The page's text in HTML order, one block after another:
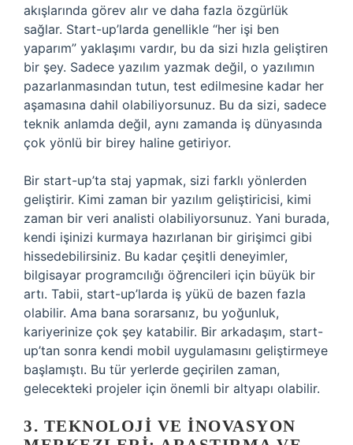
akışlarında görev alır ve daha fazla özgürlük
sağlar. Start-up’larda genellikle “her işi ben
yaparım” yaklaşımı vardır, bu da sizi hızla geliştiren
bir şey. Sadece yazılım yazmak değil, o yazılımın
pazarlanmasından tutun, test edilmesine kadar her
aşamasına dahil olabiliyorsunuz. Bu da sizi, sadece
teknik anlamda değil, aynı zamanda iş dünyasında
çok yönlü bir birey haline getiriyor.
Bir start-up’ta staj yapmak, sizi farklı yönlerden
geliştirir. Kimi zaman bir yazılım geliştiricisi, kimi
zaman bir veri analisti olabiliyorsunuz. Yani burada,
kendi işinizi kurmaya hazırlanan bir girişimci gibi
hissedebilirsiniz. Bu kadar çeşitli deneyimler,
bilgisayar programcılığı öğrencileri için büyük bir
artı. Tabii, start-up’larda iş yükü de bazen fazla
olabilir. Ama bana sorarsanız, bu yoğunluk,
kariyerinize çok şey katabilir. Bir arkadaşım, start-
up’tan sonra kendi mobil uygulamasını geliştirmeye
başlamıştı. Bu tür yerlerde geçirilen zaman,
gelecekteki projeler için önemli bir altyapı olabilir.
3. TEKNOLOJI VE İNOVASYON